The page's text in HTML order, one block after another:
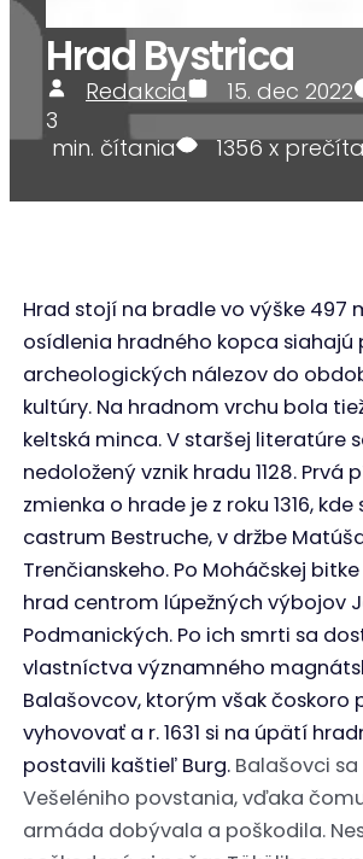
Hrad Bystrica
Redakcia
15. dec 2022
3
min. čítania
1356 x
Hrad stojí na bradle vo výške 497
osídlenia hradného kopca siahajú
archeologických nálezov do
kultúry. Na hradnom vrchu bola
keltská minca. V staršej literatúre
nedoložený vznik hradu 1128. Prvá
zmienka o hrade je z roku 1316,
castrum Bestruche, v držbe
Trenčianskeho. Po Moháčskej
hrad centrom lúpežných výbojov
Podmanických. Po ich smrti sa
vlastníctva významného
Balašovcov, ktorým však čoskoro
vyhovovať a r. 1631 si na úpätí
postavili kaštieľ Burg. Balašovci
Vešeléniho povstania, vďaka
armáda dobývala a poškodila.